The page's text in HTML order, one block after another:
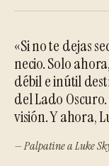
«Si no te dejas
necio. Solo
débil e inútil
del Lado
visión. Y ahora,
— Palpatine a Luke